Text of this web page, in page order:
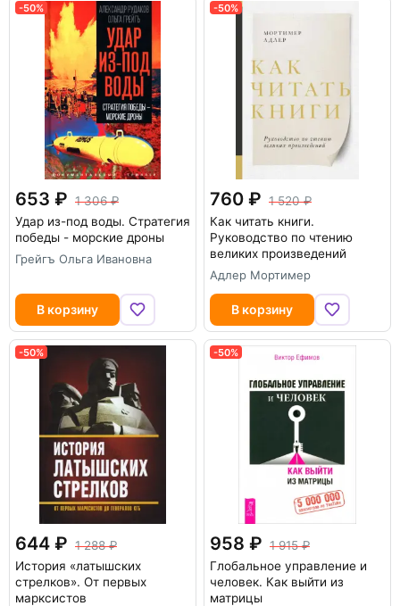
-50%
653
1 306
Удар из-под воды. Стратегия
победы - морские дроны
Грейгъ Ольга Ивановна
В корзину
-50%
760
1 520
Как читать книги.
Руководство по чтению
великих произведений
Адлер Мортимер
В корзину
-50%
644
1 288
История «латышских
стрелков». От первых
марксистов
-50%
958
1 915
Глобальное управление и
человек. Как выйти из
матрицы